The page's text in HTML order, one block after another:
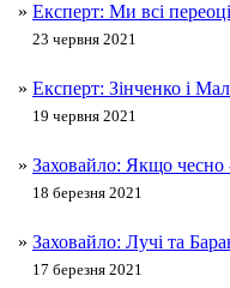
» Експерт: Ми всі
23 червня 2021
» Експерт: Зінченко і
19 червня 2021
» Заховайло: Якщо
18 березня 2021
» Заховайло: Лучі та
17 березня 2021